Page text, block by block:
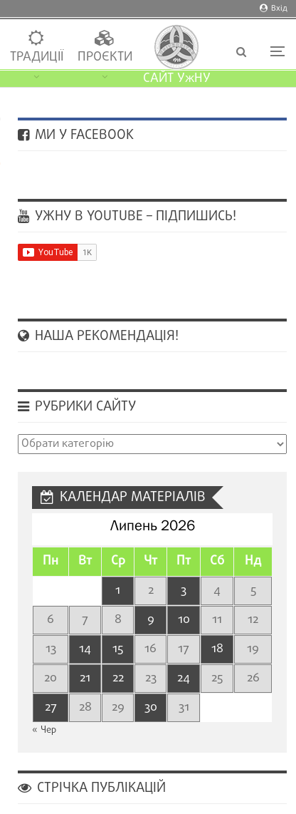
Вхід
ТРАДИЦІЇ
ПРОЄКТИ
САЙТ УжНУ
МИ У FACEBOOK
УЖНУ В YOUTUBE – ПІДПИШИСЬ!
НАША РЕКОМЕНДАЦІЯ!
РУБРИКИ САЙТУ
Рубрики
КАЛЕНДАР МАТЕРІАЛІВ
Липень 2026
Пн Вт Ср Чт Пт Сб Нд
1 2 3 4
5
6
7 8 9 10 11
12
13
14 15 16 17 18
19
20
21 22 23 24 25
26
27
28 29 30 31
« Чер
СТРІЧКА ПУБЛІКАЦІЙ